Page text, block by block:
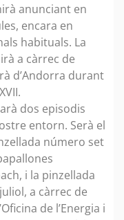
anunciant en
encara en
habituals. La
a càrrec de
d’Andorra durant
dos episodis
entorn. Serà el
número set
i la pinzellada
a càrrec de
de l’Energia i